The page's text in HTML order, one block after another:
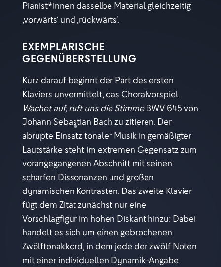
Pianist*innen dasselbe Material gleichzeitig
,vorwärts‘ und ,rückwärts‘.
EXEMPLARISCHE
GEGENÜBERSTELLUNG
Kurz darauf beginnt der Part des ersten
Klaviers unvermittelt, das Choralvorspiel
Wachet auf, ruft uns die StimmeBWV 645 von
Johann Sebastian Bach zu zitieren. Der
abrupte Einsatz tonaler Musik in gemäßigter
Lautstärke steht im extremen Gegensatz zum
vorangegangenen Abschnitt mit seinen
scharfen Dissonanzen und großen
dynamischen Kontrasten. Das zweite Klavier
fügt dem Zitat zunächst nur eine
Vorschlagfigur im hohen Diskant hinzu: Dabei
handelt es sich um einen gebrochenen
Zwölftonakkord, in dem jede der zwölf Noten
mit einer individuellen Dynamik-Angabe